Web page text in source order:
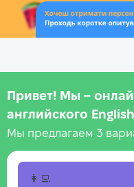
Привет! Мы –
английского
Мы предлагаем 3
👩‍💻